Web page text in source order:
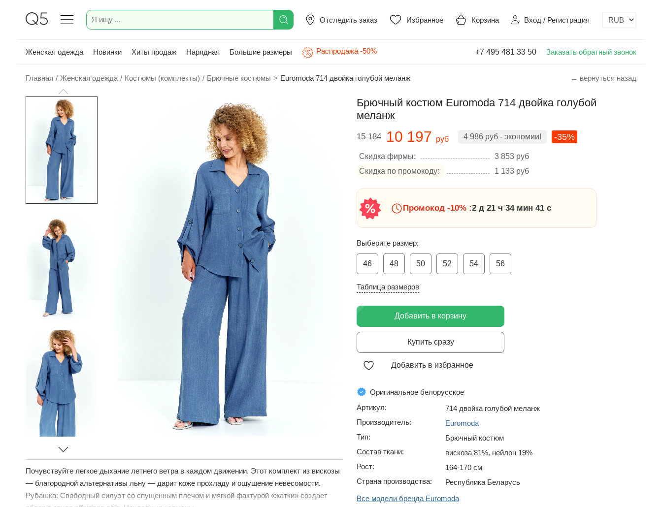
Отследить заказ Избранное Корзина Вход / Регистрация
Женская одежда Новинки Хиты продаж Нарядная Большие размеры Распродажа -50% +7 495 481 33 50 Заказать обратный звонок
Главная / Женская одежда / Костюмы (комплекты) / Брючные костюмы > Euromoda 714 двойка голубой меланж ← вернуться назад
Почувствуйте легкое дыхание летнего ветра в каждом движении. Этот комплект из вискозы
— благородной альтернативы льну — дарит коже прохладу и ощущение невесомости.
Рубашка: Свободный силуэт со спущенным плечом и мягкой фактурой «жатки» создает
Брючный костюм Euromoda 714 двойка голубой
меланж
15 184 10 197 руб 4 986 руб - экономии! -35%
Скидка фирмы: 3 853 руб
Скидка по промокоду:
1 133 руб
Промокод -10% :2 д 21 ч 34 мин 40 с
Выберите размер:
46 48 50 52 54 56
Таблица размеров
Добавить в корзину
Купить сразу
Добавить в избранное
Оригинальное белорусское
Артикул:
714 двойка голубой меланж
Производитель:
Euromoda
Тип:
Брючный костюм
Состав ткани:
вискоза 81%, нейлон 19%
Рост:
164-170 см
Страна производства:
Республика Беларусь
Все модели бренда Euromoda